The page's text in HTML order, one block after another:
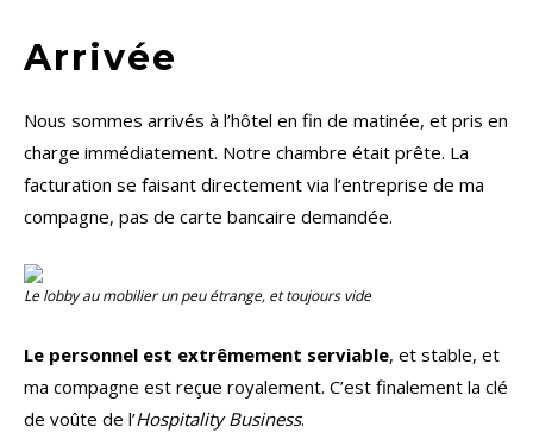
Arrivée
Nous sommes arrivés à l’hôtel en fin de matinée, et pris en
charge immédiatement. Notre chambre était prête. La
facturation se faisant directement via l’entreprise de ma
compagne, pas de carte bancaire demandée.
Le lobby au mobilier un peu étrange, et toujours vide
Le personnel est extrêmement serviable, et stable, et
ma compagne est reçue royalement. C’est finalement la clé
de voûte de l’Hospitality Business.